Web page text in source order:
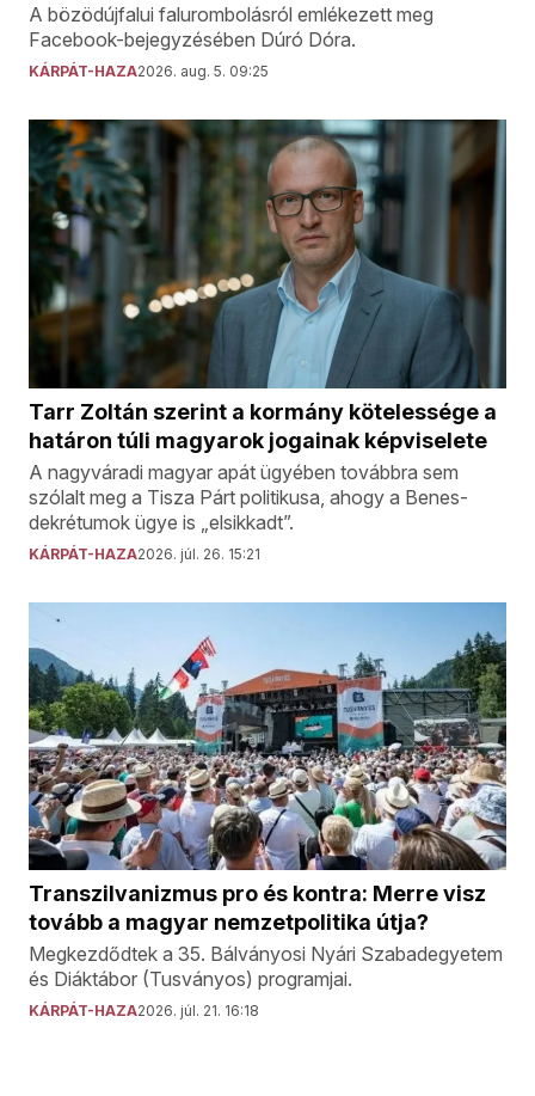
A bözödújfalui falurombolásról emlékezett meg
Facebook-bejegyzésében Dúró Dóra.
KÁRPÁT-HAZA2026. aug. 5. 09:25
Tarr Zoltán szerint a kormány kötelessége a
határon túli magyarok jogainak képviselete
A nagyváradi magyar apát ügyében továbbra sem
szólalt meg a Tisza Párt politikusa, ahogy a Benes-
dekrétumok ügye is „elsikkadt”.
KÁRPÁT-HAZA2026. júl. 26. 15:21
Transzilvanizmus pro és kontra: Merre visz
tovább a magyar nemzetpolitika útja?
Megkezdődtek a 35. Bálványosi Nyári Szabadegyetem
és Diáktábor (Tusványos) programjai.
KÁRPÁT-HAZA2026. júl. 21. 16:18